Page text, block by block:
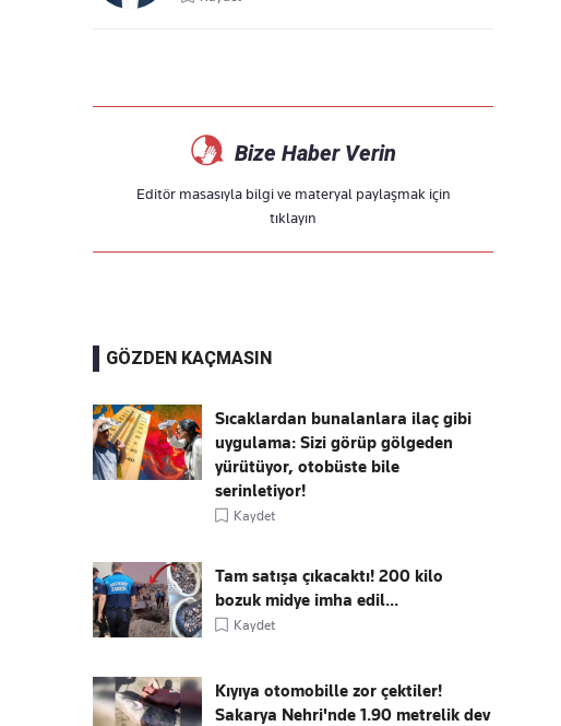
Bize Haber Verin
Editör masasıyla bilgi ve materyal paylaşmak için
tıklayın
GÖZDEN KAÇMASIN
Sıcaklardan bunalanlara ilaç gibi
uygulama: Sizi görüp gölgeden
yürütüyor, otobüste bile
serinletiyor!
Kaydet
Tam satışa çıkacaktı! 200 kilo
bozuk midye imha edil...
Kaydet
Kıyıya otomobille zor çektiler!
Sakarya Nehri'nde 1.90 metrelik dev